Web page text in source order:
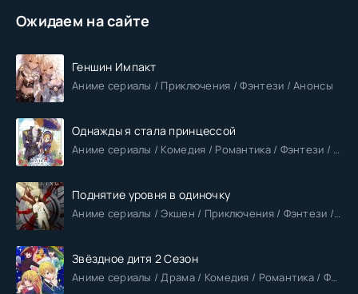
Ожидаем на сайте
Геншин Импакт
Аниме сериалы / Приключения / Фэнтези / Анонсы
Однажды я стала принцессой
Аниме сериалы / Комедия / Романтика / Фэнтези / Анонсы
Поднятие уровня в одиночку
Аниме сериалы / Экшен / Приключения / Фэнтези / Анонсы
Звёздное дитя 2 Сезон
Аниме сериалы / Драма / Комедия / Романтика / Фантастика / Анонсы